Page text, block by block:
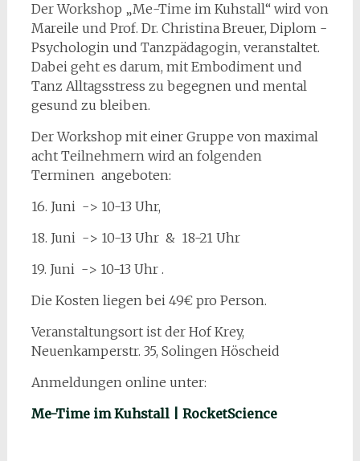
Der Workshop „Me-Time im Kuhstall“ wird von
Mareile und Prof. Dr. Christina Breuer, Diplom -
Psychologin und Tanzpädagogin, veranstaltet.
Dabei geht es darum, mit Embodiment und
Tanz Alltagsstress zu begegnen und mental
gesund zu bleiben.
Der Workshop mit einer Gruppe von maximal
acht Teilnehmern wird an folgenden
Terminen angeboten:
16. Juni -> 10-13 Uhr,
18. Juni -> 10-13 Uhr & 18-21 Uhr
19. Juni -> 10-13 Uhr .
Die Kosten liegen bei 49€ pro Person.
Veranstaltungsort ist der Hof Krey,
Neuenkamperstr. 35, Solingen Höscheid
Anmeldungen online unter:
Me-Time im Kuhstall | RocketScience